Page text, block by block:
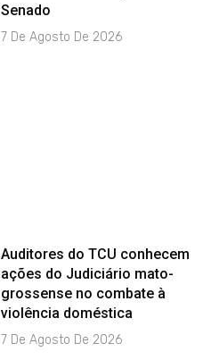
Senado
7 De Agosto De 2026
Auditores do TCU conhecem
ações do Judiciário mato-
grossense no combate à
violência doméstica
7 De Agosto De 2026